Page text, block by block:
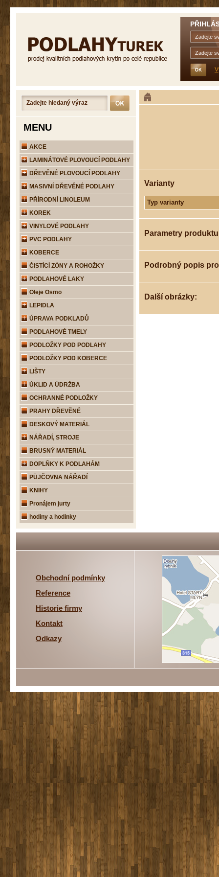
Varianty
Typ varianty
Parametry produktu
Podrobný popis
Další obrázky:
MENU
AKCE
LAMINÁTOVÉ PLOVOUCÍ PODLAHY
DŘEVĚNÉ PLOVOUCÍ PODLAHY
MASIVNÍ DŘEVĚNÉ PODLAHY
PŘÍRODNÍ LINOLEUM
KOREK
VINYLOVÉ PODLAHY
PVC PODLAHY
KOBERCE
ČISTÍCÍ ZÓNY A ROHOŽKY
PODLAHOVÉ LAKY
Oleje Osmo
LEPIDLA
ÚPRAVA PODKLADŮ
PODLAHOVÉ TMELY
PODLOŽKY POD PODLAHY
PODLOŽKY POD KOBERCE
LIŠTY
ÚKLID A ÚDRŽBA
OCHRANNÉ PODLOŽKY
PRAHY DŘEVĚNÉ
DESKOVÝ MATERIÁL
NÁŘADÍ, STROJE
BRUSNÝ MATERIÁL
DOPLŇKY K PODLAHÁM
PŮJČOVNA NÁŘADÍ
KNIHY
Pronájem jurty
hodiny a hodinky
Obchodní podmínky
Reference
Historie firmy
Kontakt
Odkazy